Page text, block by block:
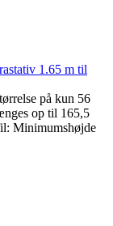
1.65 m til
på kun 56
op til 165,5
Minimumshøjde